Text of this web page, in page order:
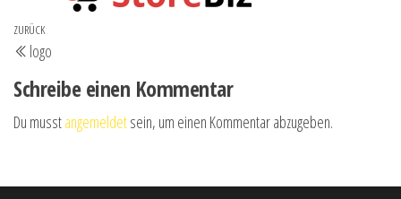
Beitrags-
Navigation
Vorheriger
Beitrag
ZURÜCK
logo
Schreibe einen Kommentar
Du musstangemeldetsein, um einen Kommentar abzugeben.